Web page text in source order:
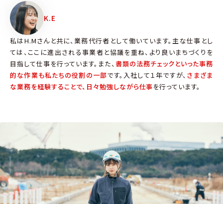
K.E
私はH.Mさんと共に、業務代行者として働いています。主な仕事とし
ては、ここに進出される事業者と協議を重ね、より良いまちづくりを
目指して仕事を行っています。また、書類の法務チェックといった事務
的な作業も私たちの役割の一部です。入社して１年ですが、 さまざま
な業務を経験することで、日々勉強しながら仕事を行っています。